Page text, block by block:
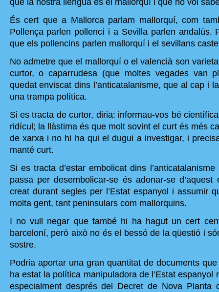
És cert que a Mallorca parlam mallorquí, com
Pollença parlen pollencí i a Sevilla parlen andalús.
que els pollencins parlen mallorquí i el sevillans
No admetre que el mallorquí o el valencià son
curtor, o caparrudesa (que moltes vegades van
quedat enviscat dins l’anticatalanisme, que al cap i
una trampa política.
Si es tracta de curtor, diria: informau-vos bé
ridícul; la llàstima és que molt sovint el curt és més
de xarxa i no hi ha qui el dugui a investigar, i
manté curt.
Si es tracta d’estar embolicat dins
passa per desembolicar-se és adonar-se d’aquest
creat durant segles per l’Estat espanyol i assumir
molta gent, tant peninsulars com mallorquins.
I no vull negar que també hi ha hagut un cert
barceloní, però això no és el bessó de la qüestió i
sostre.
Podria aportar una gran quantitat de documents
ha estat la política manipuladora de l’Estat espanyol
especialment després del Decret de Nova Planta